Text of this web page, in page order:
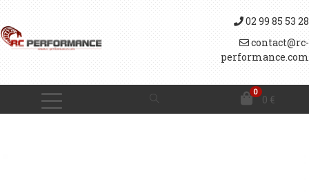
02 99 85 53 28
contact@rc-
performance.com
0
0 €